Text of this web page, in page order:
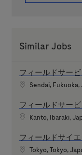
Similar Jobs
フィールドサー
Location
Sendai, Fukuoka,
フィールドサー
Location
Kanto, Ibaraki,
フィールドサイ
Location
Tokyo, Tokyo,